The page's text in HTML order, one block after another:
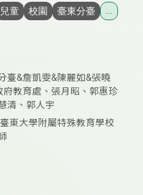
兒童 校園 臺東分臺 ...
臺&詹凱雯&陳麗如&張曉
府教育處、張月昭、郭惠珍
清、郭人宇
東大學附屬特殊教育學校